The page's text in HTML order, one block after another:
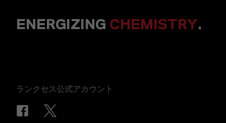
ENERGIZING CHEMISTRY.
ランクセス公式アカウント